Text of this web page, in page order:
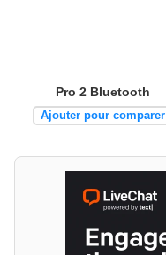
Pro 2 Bluetooth
Ajouter pour comparer